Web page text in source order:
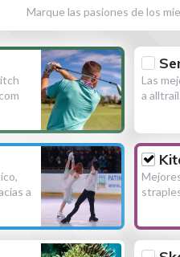
Marque las pasiones de los
Las
a
a